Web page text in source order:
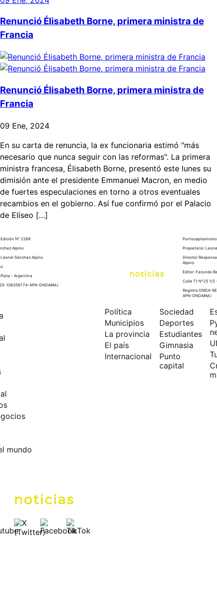
Renunció Élisabeth Borne, primera ministra de
Francia
Renunció Élisabeth Borne, primera ministra de
Francia
09 Ene, 2024
En su carta de renuncia, la ex funcionaria estimó "más
necesario que nunca seguir con las reformas". La primera
ministra francesa, Élisabeth Borne, presentó este lunes su
dimisión ante el presidente Emmanuel Macron, en medio
de fuertes especulaciones en torno a otros eventuales
recambios en el gobierno. Así fue confirmó por el Palacio
de Elíseo […]
N° 2269
Alpino
Sánchez Alpino
- Argentina
106356774-APN-DNDA#MJ
mundo
Propietario:
Director
Alpino
Editor: Facundo
Calle 71 N°25 1/
Registro DNDA:
APN-DNDA#MJ
Política
Municipios
La provincia
El país
Internacional
Sociedad
Deportes
Estudiantes
Gimnasia
Punto
capital